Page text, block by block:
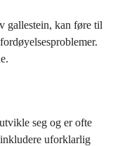
gallestein, kan føre til
seg og er ofte
uforklarlig